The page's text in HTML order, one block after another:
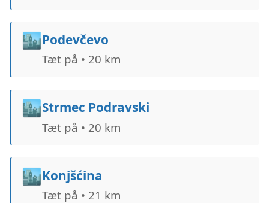
🏙️Podevčevo
Tæt på • 20 km
🏙️Strmec Podravski
Tæt på • 20 km
🏙️Konjšćina
Tæt på • 21 km